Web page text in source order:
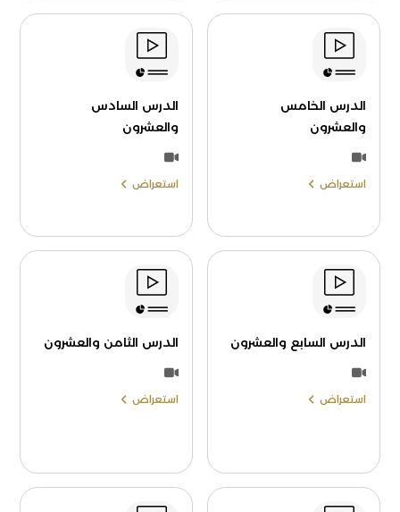
الدرس الخامس
والعشرون
استعراض
الدرس السادس
والعشرون
استعراض
الدرس السابع والعشرون
استعراض
الدرس الثامن والعشرون
استعراض